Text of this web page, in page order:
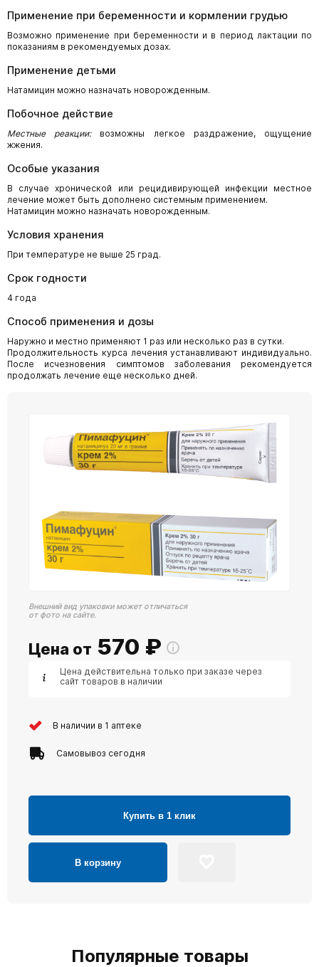
Применение при беременности и кормлении грудью
Возможно применение при беременности и в период лактации по
показаниям в рекомендуемых дозах.
Применение детьми
Натамицин можно назначать новорожденным.
Побочное действие
Местные реакции:возможны легкое раздражение, ощущение
жжения.
Особые указания
В случае хронической или рецидивирующей инфекции местное
лечение может быть дополнено системным применением.
Натамицин можно назначать новорожденным.
Условия хранения
При температуре не выше 25 град.
Срок годности
4 года
Способ применения и дозы
Наружно и местно применяют 1 раз или несколько раз в сутки.
Продолжительность курса лечения устанавливают индивидуально.
После исчезновения симптомов заболевания рекомендуется
продолжать лечение еще несколько дней.
Внешний вид упаковки может отличаться
от фото на сайте.
Цена от 570 ₽
Цена действительна только при заказе через
сайт товаров в наличии
В наличии в 1 аптеке
Самовывоз сегодня
Купить в 1 клик
В корзину
Популярные товары